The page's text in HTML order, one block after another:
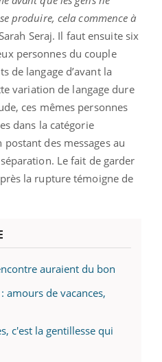
produire, cela commence à
Seraj. Il faut ensuite six
personnes du couple
de langage d’avant la
variation de langage dure
ces mêmes personnes
dans la catégorie
postant des messages au
Le fait de garder
la rupture témoigne de
auraient du bon
amours de vacances,
c'est la gentillesse qui